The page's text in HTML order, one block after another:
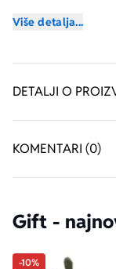
izbor za sve
svojoj kolekciji.
Više detalja...
DETALJI O
KOMENTARI (0)
Gift -
-10%